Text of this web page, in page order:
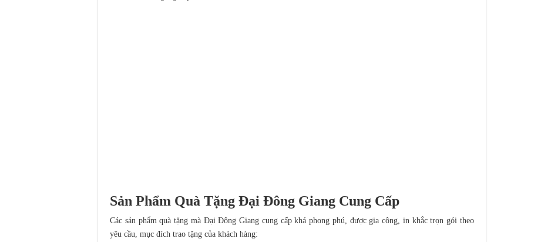
Sản Phẩm Quà Tặng Đại Đông Giang Cung Cấp
Các sản phẩm quà tặng mà Đại Đông Giang cung cấp khá phong phú, được gia công, in khắc trọn gói theo
yêu cầu, mục đích trao tặng của khách hàng: